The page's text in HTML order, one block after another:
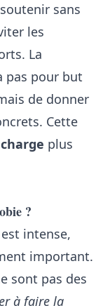
sans
les
La
pas pour but
de donner
Cette
plus
?
est intense,
important.
sont pas des
à faire la